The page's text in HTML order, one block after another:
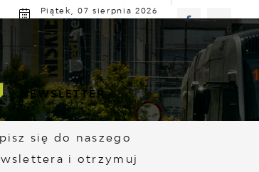
Piątek, 07 sierpnia 2026
Pochmurno
JAZDY AKTUALNOŚCI KOMUNIKATY
NEWSLETTER
się do naszego
i otrzymuj